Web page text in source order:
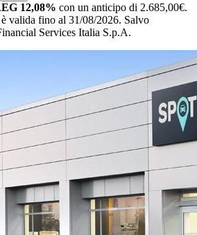
12,08% con un anticipo di 2.685,00€.
valida fino al 31/08/2026. Salvo
Services Italia S.p.A.